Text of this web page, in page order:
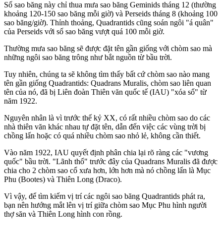
Số sao băng này chỉ thua mưa sao băng Geminids tháng 12 (thường
khoảng 120-150 sao băng mỗi giờ) và Perseids tháng 8 (khoảng 100
sao băng/giờ). Thỉnh thoảng, Quadrantids cũng soán ngôi "á quân"
của Perseids với số sao băng vượt quá 100 mỗi giờ.
Thường mưa sao băng sẽ được đặt tên gần giống với chòm sao mà
những ngôi sao băng trông như bắt nguồn từ bầu trời.
Tuy nhiên, chúng ta sẽ không tìm thấy bất cứ chòm sao nào mang
tên gần giống Quadrantids: Quadrans Muralis, chòm sao liên quan
tên của nó, đã bị Liên đoàn Thiên văn quốc tế (IAU) "xóa sổ" từ
năm 1922.
Nguyên nhân là vì trước thế kỷ XX, có rất nhiều chòm sao do các
nhà thiên văn khác nhau tự đặt tên, dẫn đến việc các vùng trời bị
chồng lấn hoặc có quá nhiều chòm sao nhỏ lẻ, không cần thiết.
Vào năm 1922, IAU quyết định phân chia lại rõ ràng các "vương
quốc" bầu trời. "Lãnh thổ" trước đây của Quadrans Muralis đã được
chia cho 2 chòm sao cổ xưa hơn, lớn hơn mà nó chồng lấn là Mục
Phu (Bootes) và Thiên Long (Draco).
Vì vậy, để tìm kiếm vị trí các ngôi sao băng Quadrantids phát ra,
bạn nên hướng mắt lên vị trí giữa chòm sao Mục Phu hình người
thợ săn và Thiên Long hình con rồng.